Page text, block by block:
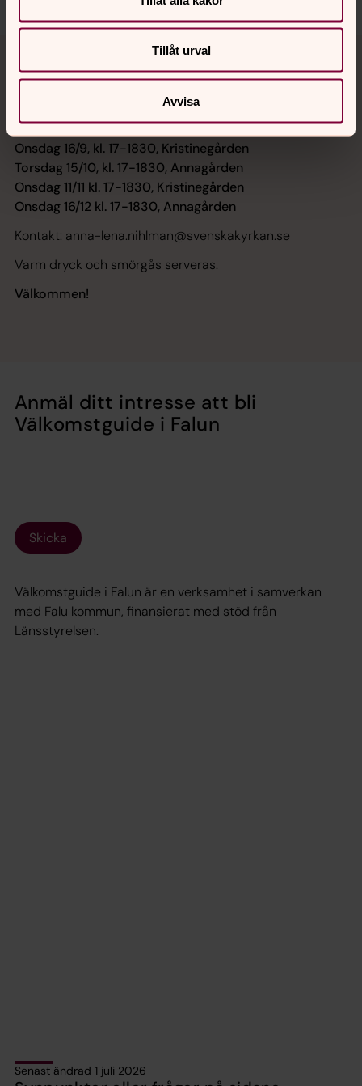
Tillåt urval
Avvisa
Vg-Språkas vid!
Är du deltagare i eller nyfiken på Välkomstguide i Falun?
Vi pratar, tipsar och inspirerar varandra!
Onsdag 16/9, kl. 17-1830, Kristinegården
Torsdag 15/10, kl. 17-1830, Annagården
Onsdag 11/11 kl. 17-1830, Kristinegården
Onsdag 16/12 kl. 17-1830, Annagården
Kontakt: anna-lena.nihlman@svenskakyrkan.se
Varm dryck och smörgås serveras.
Välkommen!
Anmäl ditt intresse att bli
Välkomstguide i Falun
Skicka
Välkomstguide i Falun är en verksamhet i samverkan
med Falu kommun, finansierat med stöd från
Länsstyrelsen.
Senast ändrad 1 juli 2026